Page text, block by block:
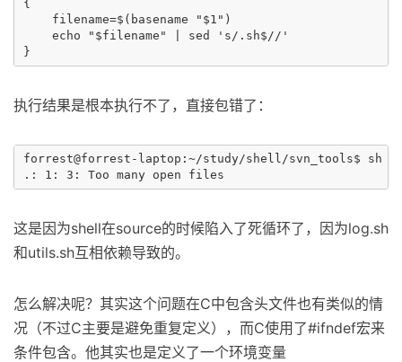
{
    filename=$(basename "$1")
    echo "$filename" | sed 's/.sh$//'
执行结果是根本执行不了，直接包错了：
forrest@forrest-laptop:~/study/shell/svn_tools$ sh
这是因为shell在source的时候陷入了死循环了，因为log.sh
和utils.sh互相依赖导致的。
怎么解决呢？其实这个问题在C中包含头文件也有类似的情
况（不过C主要是避免重复定义），而C使用了#ifndef宏来
条件包含。他其实也是定义了一个环境变量